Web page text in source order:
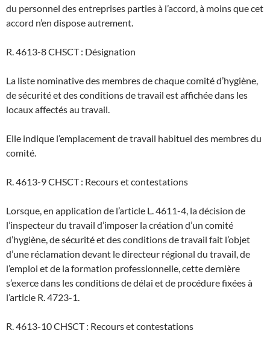
du personnel des entreprises parties à l’accord, à moins que cet
accord n’en dispose autrement.
R. 4613-8 CHSCT : Désignation
La liste nominative des membres de chaque comité d’hygiène,
de sécurité et des conditions de travail est affichée dans les
locaux affectés au travail.
Elle indique l’emplacement de travail habituel des membres du
comité.
R. 4613-9 CHSCT : Recours et contestations
Lorsque, en application de l’article L. 4611-4, la décision de
l’inspecteur du travail d’imposer la création d’un comité
d’hygiène, de sécurité et des conditions de travail fait l’objet
d’une réclamation devant le directeur régional du travail, de
l’emploi et de la formation professionnelle, cette dernière
s’exerce dans les conditions de délai et de procédure fixées à
l’article R. 4723-1.
R. 4613-10 CHSCT : Recours et contestations